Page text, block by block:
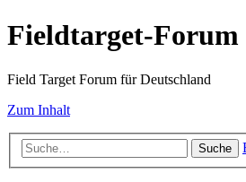
Fieldtarget-Forum
Field Target Forum für Deutschland
Zum Inhalt
Suche